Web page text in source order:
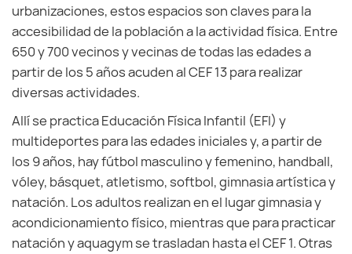
urbanizaciones, estos espacios son claves para la
accesibilidad de la población a la actividad física. Entre
650 y 700 vecinos y vecinas de todas las edades a
partir de los 5 años acuden al CEF 13 para realizar
diversas actividades.
Allí se practica Educación Física Infantil (EFI) y
multideportes para las edades iniciales y, a partir de
los 9 años, hay fútbol masculino y femenino, handball,
vóley, básquet, atletismo, softbol, gimnasia artística y
natación. Los adultos realizan en el lugar gimnasia y
acondicionamiento físico, mientras que para practicar
natación y aquagym se trasladan hasta el CEF 1. Otras